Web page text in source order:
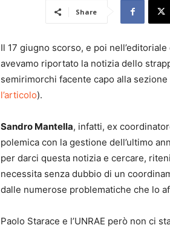
Share
Il 17 giugno scorso, e poi nell’editoriale
avevamo riportato la notizia dello
semirimorchi facente capo alla sezione
l’articolo).
Sandro Mantella, infatti, ex
polemica con la gestione dell’ultimo
per darci questa notizia e cercare,
necessita senza dubbio di un
dalle numerose problematiche che lo
Paolo Starace e l’UNRAE però non ci